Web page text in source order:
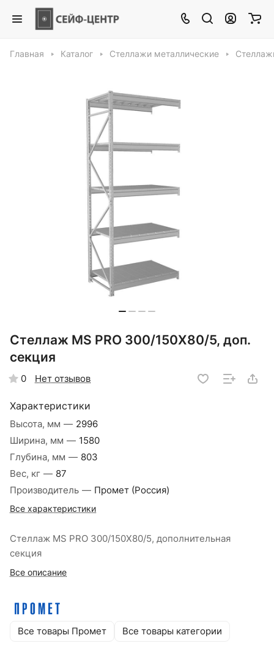
Главная Каталог Стеллажи металлические
Стеллаж MS PRO 300/150X80/5, доп.
секция
0 Нет отзывов
Характеристики
Высота, мм — 2996
Ширина, мм — 1580
Глубина, мм — 803
Вес, кг — 87
Производитель — Промет (Россия)
Все характеристики
Стеллаж MS PRO 300/150X80/5, дополнительная
секция
Все описание
Все товары Промет Все товары категории